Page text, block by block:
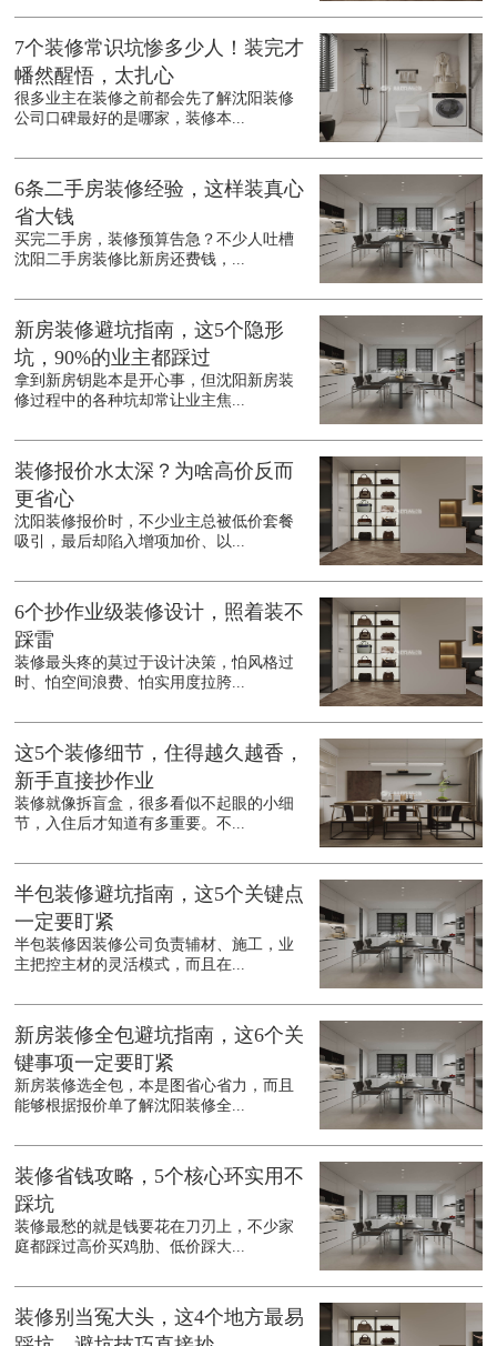
7个装修常识坑惨多少人！装完才
幡然醒悟，太扎心
很多业主在装修之前都会先了解沈阳装修
公司口碑最好的是哪家，装修本...
6条二手房装修经验，这样装真心
省大钱
买完二手房，装修预算告急？不少人吐槽
沈阳二手房装修比新房还费钱，...
新房装修避坑指南，这5个隐形
坑，90%的业主都踩过
拿到新房钥匙本是开心事，但沈阳新房装
修过程中的各种坑却常让业主焦...
装修报价水太深？为啥高价反而
更省心
沈阳装修报价时，不少业主总被低价套餐
吸引，最后却陷入增项加价、以...
6个抄作业级装修设计，照着装不
踩雷
装修最头疼的莫过于设计决策，怕风格过
时、怕空间浪费、怕实用度拉胯...
这5个装修细节，住得越久越香，
新手直接抄作业
装修就像拆盲盒，很多看似不起眼的小细
节，入住后才知道有多重要。不...
半包装修避坑指南，这5个关键点
一定要盯紧
半包装修因装修公司负责辅材、施工，业
主把控主材的灵活模式，而且在...
新房装修全包避坑指南，这6个关
键事项一定要盯紧
新房装修选全包，本是图省心省力，而且
能够根据报价单了解沈阳装修全...
装修省钱攻略，5个核心环实用不
踩坑
装修最愁的就是钱要花在刀刃上，不少家
庭都踩过高价买鸡肋、低价踩大...
装修别当冤大头，这4个地方最易